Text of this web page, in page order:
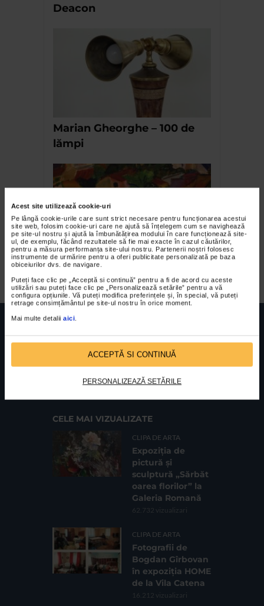
Acest site utilizează cookie-uri
Pe lângă cookie-urile care sunt strict necesare pentru funcționarea acestui
site web, folosim cookie-uri care ne ajută să înțelegem cum se navighează
pe site-ul nostru și ajută la îmbunătățirea modului în care funcționează site-
ul, de exemplu, făcând rezultatele să fie mai exacte în cazul căutărilor,
pentru a măsura performanța site-ului nostru. Partenerii noștri folosesc
instrumente de urmărire pentru a oferi publicitate personalizată pe baza
obiceiurilor dvs. de navigare.
Puteți face clic pe „Acceptă si continuă” pentru a fi de acord cu aceste
utilizări sau puteți face clic pe „Personalizează setările” pentru a vă
configura opțiunile. Vă puteți modifica preferințele și, în special, vă puteți
retrage consimțământul pe site-ul nostru în orice moment.
Mai multe detalii aici
ACCEPTĂ SI CONTINUĂ
PERSONALIZEAZĂ SETĂRILE
Deacon
Marian Gheorghe – 100 de
lămpi
Centenar Dragos Morarescu
Sc. 4, Ap. 197, Sector 2
CELE MAI VIZUALIZATE
CLIPA DE ARTA
Expoziția de
pictură și
sculptură „Sărbăt
oarea florilor” la
Galeria Romană
62.732 vizualizari
CLIPA DE ARTA
Fotografii de
Bogdan Gîrbovan
în expoziția HOME
de la Vila Catena
16.212 vizualizari